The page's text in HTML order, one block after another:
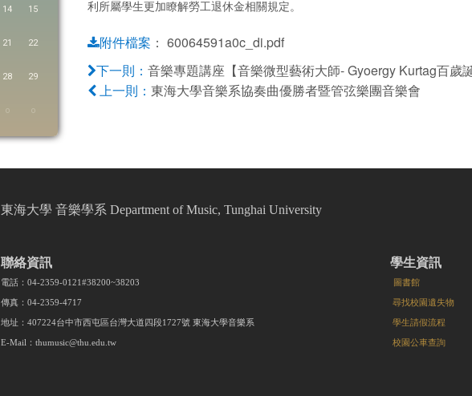
14 15
21 22
28 29
利所屬學生更加瞭解勞工退休金相關規定。
附件檔案 ： 60064591a0c_di.pdf
下一則： 音樂專題講座【音樂微型藝術大師- Gyoergy Kurtag百歲誕
上一則： 東海大學音樂系協奏曲優勝者暨管弦樂團音樂會
東海大學 音樂學系 Department of Music, Tunghai University
聯絡資訊
電話：04-2359-0121#38200~38203
傳真：04-2359-4717
地址：407224台中市西屯區台灣大道四段1727號 東海大學音樂系
E-Mail：thumusic@thu.edu.tw
學生資訊
圖書館
尋找校園遺失物
學生請假流程
校園公車查詢